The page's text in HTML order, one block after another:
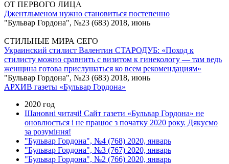
ОТ ПЕРВОГО ЛИЦА
Джентльменом нужно становиться постепенно
"Бульвар Гордона", №23 (683) 2018, июнь
СТИЛЬНЫЕ МИРА СЕГО
Украинский стилист Валентин СТАРОДУБ: «Поход к
стилисту можно сравнить с визитом к гинекологу — там ведь
женщина готова прислушаться ко всем рекомендациям»
"Бульвар Гордона", №23 (683) 2018, июнь
АРХИВ газеты «Бульвар Гордона»
2020 год
Шановні читачі! Сайт газети «Бульвар Гордона» не
оновлюється і не працює з початку 2020 року. Дякуємо
за розуміння!
"Бульвар Гордона", №4 (768) 2020, январь
"Бульвар Гордона", №3 (767) 2020, январь
"Бульвар Гордона", №2 (766) 2020, январь